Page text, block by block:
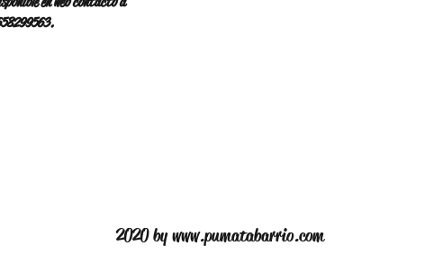
2020 bywww.pumatabarrio.com